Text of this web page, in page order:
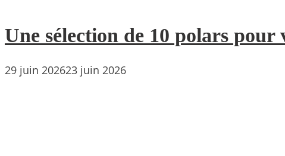
Une sélection de 10 polars pour
29 juin 202623 juin 2026